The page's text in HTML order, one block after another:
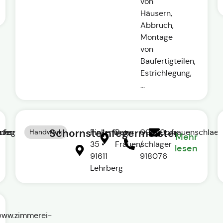
Häusern,
Abbruch,
Montage
von
Baufertigteilen,
Estrichlegung,
...
HandwerkSchornsteinfegermeister
Finkenweg
35 •
91611
Lehrberg
Peter
Frauenschläger
09820
/
918076
Mehr
lesen